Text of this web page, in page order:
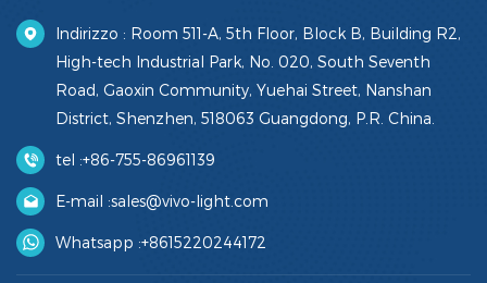
Indirizzo : Room 511-A, 5th Floor, Block B, Building R2,
High-tech Industrial Park, No. 020, South Seventh
Road, Gaoxin Community, Yuehai Street, Nanshan
District, Shenzhen, 518063 Guangdong, P.R. China.
tel :+86-755-86961139
E-mail :sales@vivo-light.com
Whatsapp :+8615220244172